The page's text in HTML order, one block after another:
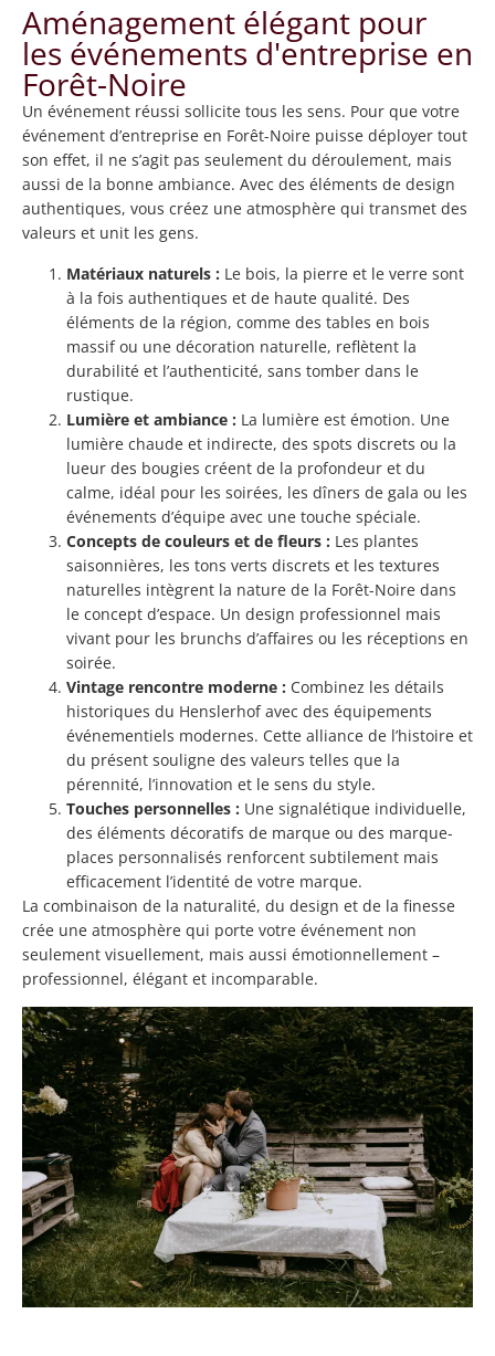
Aménagement élégant pour
les événements d'entreprise en
Forêt-Noire
Un événement réussi sollicite tous les sens. Pour que votre
événement d’entreprise en Forêt-Noire puisse déployer tout
son effet, il ne s’agit pas seulement du déroulement, mais
aussi de la bonne ambiance. Avec des éléments de design
authentiques, vous créez une atmosphère qui transmet des
valeurs et unit les gens.
Matériaux naturels : Le bois, la pierre et le verre sont
à la fois authentiques et de haute qualité. Des
éléments de la région, comme des tables en bois
massif ou une décoration naturelle, reflètent la
durabilité et l’authenticité, sans tomber dans le
rustique.
Lumière et ambiance : La lumière est émotion. Une
lumière chaude et indirecte, des spots discrets ou la
lueur des bougies créent de la profondeur et du
calme, idéal pour les soirées, les dîners de gala ou les
événements d’équipe avec une touche spéciale.
Concepts de couleurs et de fleurs : Les plantes
saisonnières, les tons verts discrets et les textures
naturelles intègrent la nature de la Forêt-Noire dans
le concept d’espace. Un design professionnel mais
vivant pour les brunchs d’affaires ou les réceptions en
soirée.
Vintage rencontre moderne : Combinez les détails
historiques du Henslerhof avec des équipements
événementiels modernes. Cette alliance de l’histoire et
du présent souligne des valeurs telles que la
pérennité, l’innovation et le sens du style.
Touches personnelles : Une signalétique individuelle,
des éléments décoratifs de marque ou des marque-
places personnalisés renforcent subtilement mais
efficacement l’identité de votre marque.
La combinaison de la naturalité, du design et de la finesse
crée une atmosphère qui porte votre événement non
seulement visuellement, mais aussi émotionnellement –
professionnel, élégant et incomparable.